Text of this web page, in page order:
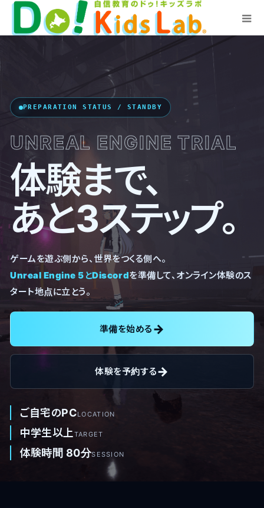
PREPARATION STATUS / STANDBY
UNREAL ENGINE TRIAL
体験まで、
あと3ステップ。
ゲームを遊ぶ側から、世界をつくる側へ。
Unreal Engine 5とDiscordを準備して、オンライン体験のス
タート地点に立とう。
準備を始める
体験を予約する
ご自宅のPCLOCATION
中学生以上 TARGET
体験時間 80分SESSION